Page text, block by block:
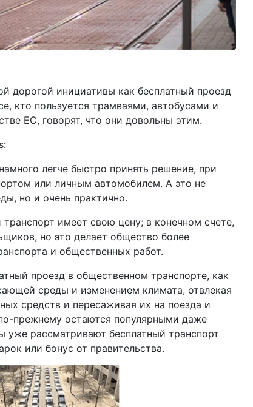
дорогой инициативы как бесплатный проезд
кто пользуется трамваями, автобусами и
ЕС, говорят, что они довольны этим.
легче быстро принять решение, при
или личным автомобилем. А это не
но и очень практично.
имеет свою цену; в конечном счете,
но это делает общество более
и общественных работ.
проезд в общественном транспорте, как
среды и изменением климата, отвлекая
средств и пересаживая их на поезда и
прежнему остаются популярными даже
рассматривают бесплатный транспорт
или бонус от правительства.